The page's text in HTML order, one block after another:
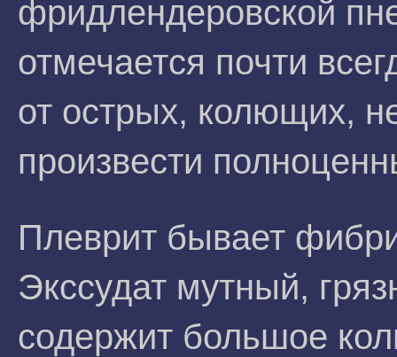
фридлендеровской
отмечается почти
от острых, колющих,
произвести
Плеврит бывает
Экссудат мутный,
содержит большое